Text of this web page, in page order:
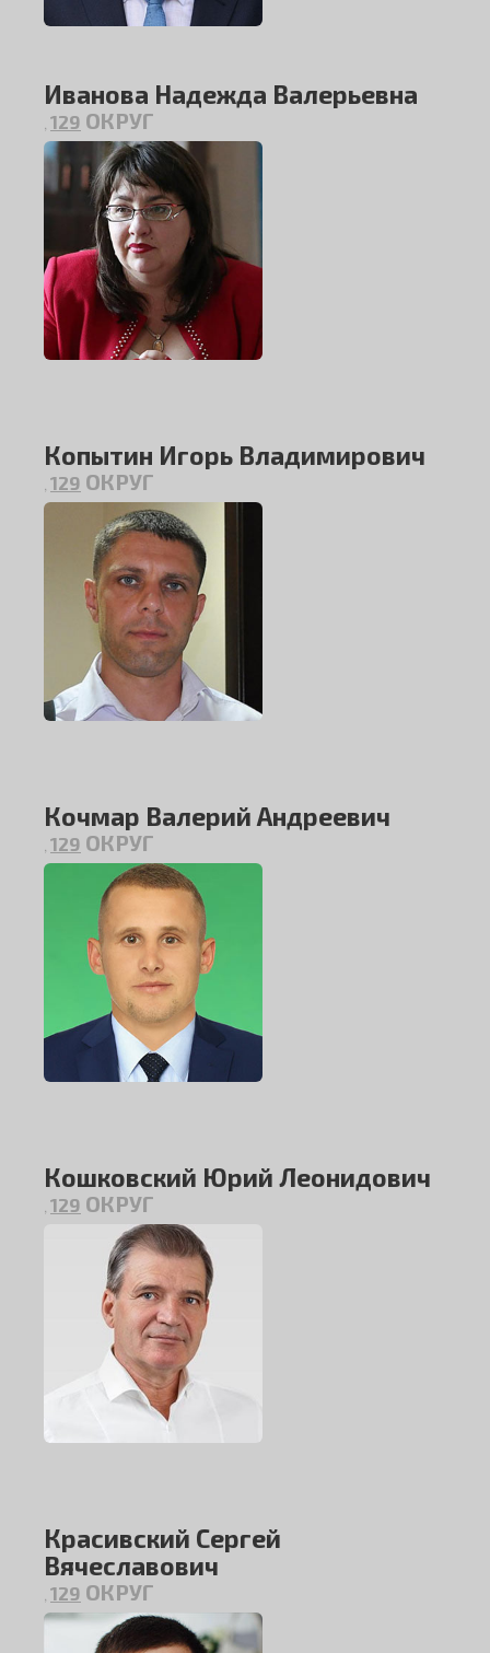
Иванова Надежда Валерьевна
129 ОКРУГ
Копытин Игорь Владимирович
129 ОКРУГ
Кочмар Валерий Андреевич
129 ОКРУГ
Кошковский Юрий Леонидович
129 ОКРУГ
Красивский Сергей
Вячеславович
129 ОКРУГ